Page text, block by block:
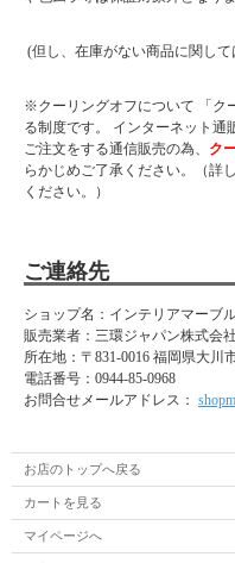
(但し、在庫がない商品に関し
※クーリングオフについて 「ク
る制度です。 インターネット通
ご注文をする通信販売の為、 ク
らかじめご了承ください。（詳
ください。）
ご連絡先
ショップ名：インテリアマーブ
販売業者：三環ジャパン株式会社
所在地： 〒831-0016 福岡県大川
電話番号： 0944-85-0968
お問合せメールアドレス：
お店のトップへ戻る
カートを見る
マイページへ